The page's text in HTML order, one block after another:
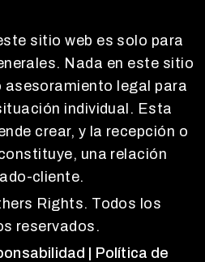
sitio web es solo para
Nada en este sitio
asesoramiento legal para
individual. Esta
crear, y la recepción o
una relación
cliente.
Rights. Todos los
reservados.
| Política de